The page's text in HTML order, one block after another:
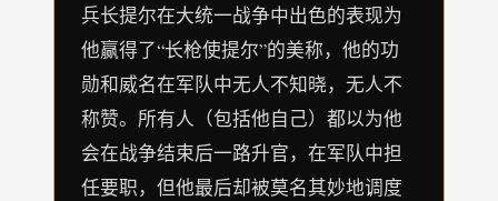
兵长提尔在大统一战争中出色的表现为
他赢得了“长枪使提尔”的美称，他的功
勋和威名在军队中无人不知晓，无人不
称赞。所有人（包括他自己）都以为他
会在战争结束后一路升官，在军队中担
任要职，但他最后却被莫名其妙地调度